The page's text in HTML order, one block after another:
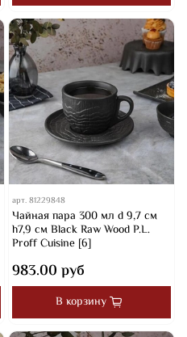
арт.81229848
Чайная пара 300 мл d 9,7 см
h7,9 см Black Raw Wood P.L.
Proff Cuisine [6]
983.00 руб
В корзину